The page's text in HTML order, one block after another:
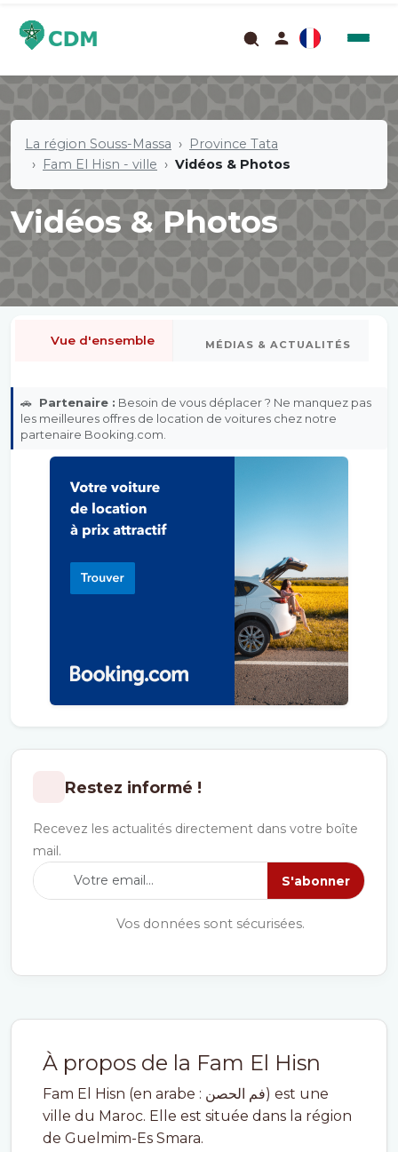
La région Souss-Massa
Province Tata
Fam El Hisn - ville
Vidéos & Photos
Vidéos & Photos
À propos de la Fam El Hisn
Fam El Hisn (en arabe : فم الحصن) est une
ville du Maroc. Elle est située dans la région
de Guelmim-Es Smara.
Vue d'ensemble MÉDIAS & ACTUALITÉS
🚗 Partenaire : Besoin de vous déplacer ? Ne manquez pas
les meilleures offres de location de voitures chez notre
partenaire Booking.com.
Restez informé !
Recevez les actualités directement dans votre boîte
mail.
S'abonner
Vos données sont sécurisées.